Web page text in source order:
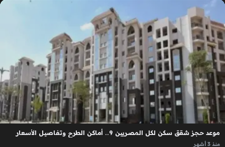
موعد حجز شقق سكن لكل المصريين 9.. أماكن الطرح وتفاصيل الأسعار
منذ 3 أشهر